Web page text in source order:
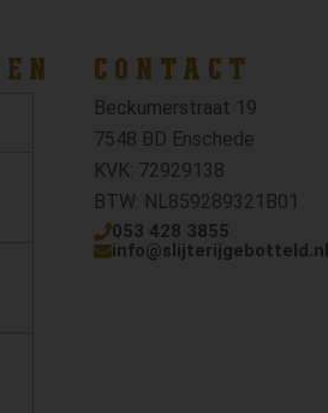
CONTACT
Beckumerstraat 19
7548 BD Enschede
KVK: 72929138
BTW: NL859289321B01
053 428 3855
info@slijterijgebotteld.nl